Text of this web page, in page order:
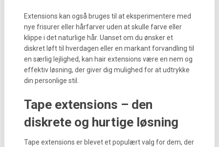
Extensions kan også bruges til at eksperimentere med
nye frisurer eller hårfarver uden at skulle farve eller
klippe i det naturlige hår. Uanset om du ønsker et
diskret løft til hverdagen eller en markant forvandling til
en særlig lejlighed, kan hair extensions være en nem og
effektiv løsning, der giver dig mulighed for at udtrykke
din personlige stil.
Tape extensions – den
diskrete og hurtige løsning
Tape extensions er blevet et populært valg for dem, der